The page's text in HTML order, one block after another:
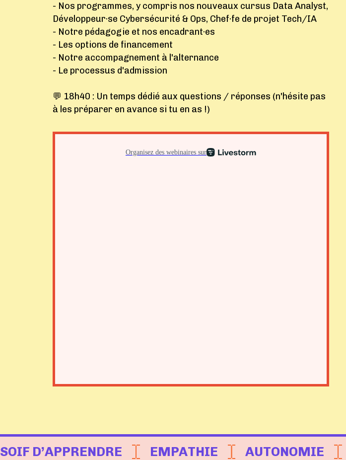
- Nos programmes, y compris nos nouveaux cursus Data Analyst,
Développeur·se Cybersécurité & Ops, Chef·fe de projet Tech/IA
- Notre pédagogie et nos encadrant·es
- Les options de financement
- Notre accompagnement à l'alternance
- Le processus d'admission
💬 18h40 : Un temps dédié aux questions / réponses (n'hésite pas
à les préparer en avance si tu en as !)
SOIF D’APPRENDRE EMPATHIE AUTONOMIE